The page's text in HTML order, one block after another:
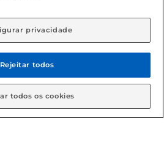
para as compras on-line é de
Todos os direitos
Gbarbosa.
privacidade
Rejeitar todos
todos os cookies